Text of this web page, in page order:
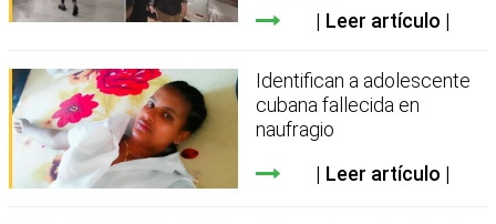
Leer artículo
Identifican a adolescente
cubana fallecida en
naufragio
Leer artículo